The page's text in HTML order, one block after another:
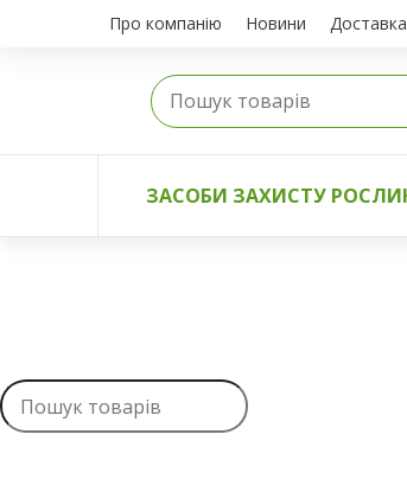
Про компанію Новини
ЗАСОБИ ЗАХИСТУ